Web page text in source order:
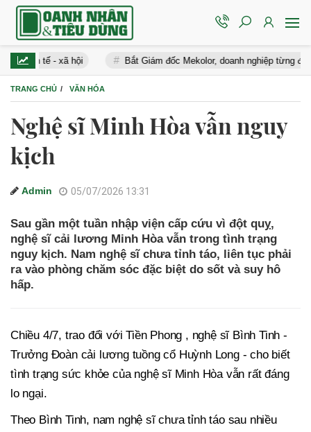
tế - xã hội Bắt Giám đốc Mekolor, doanh nghiệp từng đề xuất
TRANG CHỦ VĂN HÓA
Nghệ sĩ Minh Hòa vẫn nguy
kịch
Admin 05/07/2026 13:31
Sau gần một tuần nhập viện cấp cứu vì đột quỵ,
nghệ sĩ cải lương Minh Hòa vẫn trong tình trạng
nguy kịch. Nam nghệ sĩ chưa tỉnh táo, liên tục phải
ra vào phòng chăm sóc đặc biệt do sốt và suy hô
hấp.
Chiều 4/7, trao đổi với Tiền Phong , nghệ sĩ Bình Tinh -
Trưởng Đoàn cải lương tuồng cổ Huỳnh Long - cho biết
tình trạng sức khỏe của nghệ sĩ Minh Hòa vẫn rất đáng
lo ngại.
Theo Bình Tinh, nam nghệ sĩ chưa tỉnh táo sau nhiều